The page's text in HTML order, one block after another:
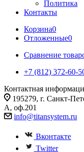
Политика
Контакты
Корзина0
Отложенные0
Сравнение
+7 (812) 372-60-
Контактная
195279, г. Санкт-
А, оф.201
info@titansystem.ru
Вконтакте
Twitter